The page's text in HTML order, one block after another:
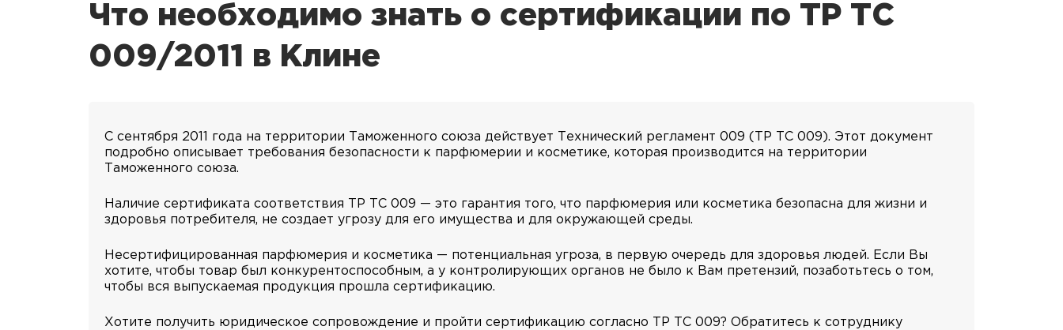
Что необходимо знать о сертификации по ТР ТС
009/2011 в Клине
С сентября 2011 года на территории Таможенного союза действует Технический регламент 009 (ТР ТС 009). Этот документ
подробно описывает требования безопасности к парфюмерии и косметике, которая производится на территории
Таможенного союза.
Наличие сертификата соответствия ТР ТС 009 — это гарантия того, что парфюмерия или косметика безопасна для жизни и
здоровья потребителя, не создает угрозу для его имущества и для окружающей среды.
Несертифицированная парфюмерия и косметика — потенциальная угроза, в первую очередь для здоровья людей. Если Вы
хотите, чтобы товар был конкурентоспособным, а у контролирующих органов не было к Вам претензий, позаботьтесь о том,
чтобы вся выпускаемая продукция прошла сертификацию.
Хотите получить юридическое сопровождение и пройти сертификацию согласно ТР ТС 009? Обратитесь к сотруднику